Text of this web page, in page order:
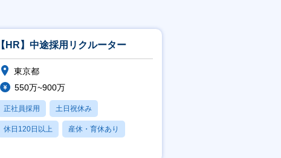
【HR】中途採用リクルーター
東京都
550万~900万
正社員採用 土日祝休み
休日120日以上 産休・育休あり